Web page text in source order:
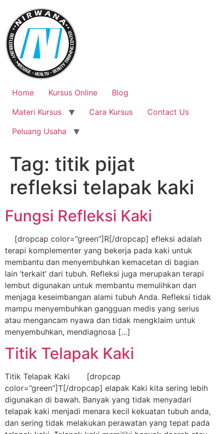
content
Home Kursus Online
Blog
Materi Kursus
Cara Kursus
Contact Us
Peluang Usaha
Tag: titik pijat
refleksi telapak kaki
Fungsi Refleksi Kaki
[dropcap color=”green”]R[/dropcap] efleksi adalah
terapi komplementer yang bekerja pada kaki untuk
membantu dan menyembuhkan kemacetan di bagian
lain ‘terkait’ dari tubuh. Refleksi juga merupakan terapi
lembut digunakan untuk membantu memulihkan dan
menjaga keseimbangan alami tubuh Anda. Refleksi tidak
mampu menyembuhkan gangguan medis yang serius
atau mengancam nyawa dan tidak mengklaim untuk
menyembuhkan, mendiagnosa […]
Titik Telapak Kaki
Titik Telapak Kaki [dropcap
color=”green”]T[/dropcap] elapak Kaki kita sering lebih
digunakan di bawah. Banyak yang tidak menyadari
telapak kaki menjadi menara kecil kekuatan tubuh anda,
dan sering tidak melakukan perawatan yang tepat pada